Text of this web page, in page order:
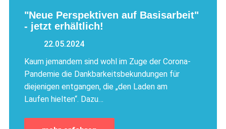
"Neue Perspektiven auf Basisarbeit"
- jetzt erhältlich!
22.05.2024
Kaum jemandem sind wohl im Zuge der Corona-
Pandemie die Dankbarkeitsbekundungen für
diejenigen entgangen, die „den Laden am
Laufen hielten“. Dazu…